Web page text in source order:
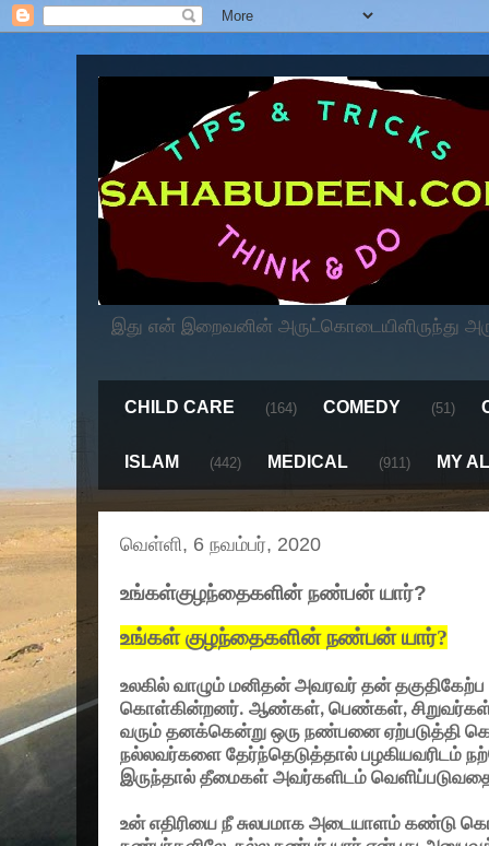
இது என் இறைவனின் அருட்கொடையிளிருந்து
CHILD CARE (164) COMEDY (51)
ISLAM (442) MEDICAL (911) MY
வெள்ளி, 6 நவம்பர், 2020
உங்கள்குழந்தைகளின் நண்பன் யார்?
உங்கள் குழந்தைகளின் நண்பன் யார்?
உலகில் வாழும் மனிதன் அவரவர் தன்
கொள்கின்றனர். ஆண்கள், பெண்கள்,
வரும் தனக்கென்று ஒரு நண்பனை ஏற்படுத்தி
நல்லவர்களை தேர்ந்தெடுத்தால் பழகியவரிடம்
இருந்தால் தீமைகள் அவர்களிடம்
உன் எதிரியை நீ சுலபமாக அடையாளம் கண்டு